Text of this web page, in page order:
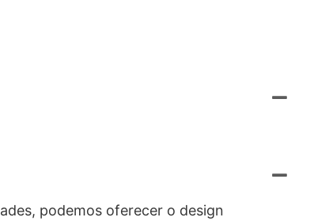
podemos oferecer o design